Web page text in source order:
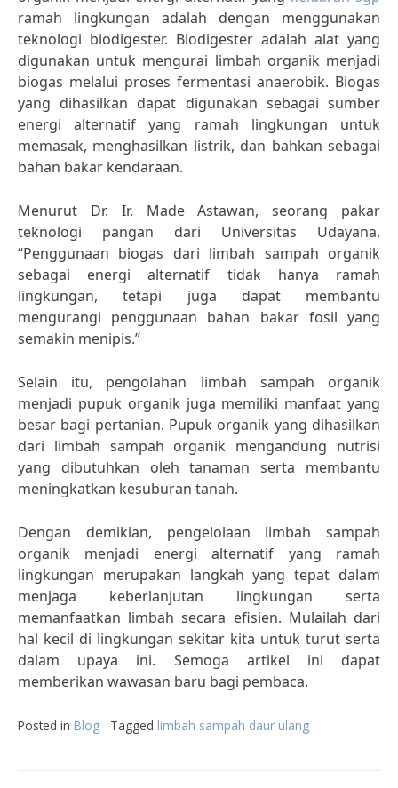
ramah lingkungan adalah dengan menggunakan
teknologi biodigester. Biodigester adalah alat yang
digunakan untuk mengurai limbah organik menjadi
biogas melalui proses fermentasi anaerobik. Biogas
yang dihasilkan dapat digunakan sebagai sumber
energi alternatif yang ramah lingkungan untuk
memasak, menghasilkan listrik, dan bahkan sebagai
bahan bakar kendaraan.
Menurut Dr. Ir. Made Astawan, seorang pakar
teknologi pangan dari Universitas Udayana,
“Penggunaan biogas dari limbah sampah organik
sebagai energi alternatif tidak hanya ramah
lingkungan, tetapi juga dapat membantu
mengurangi penggunaan bahan bakar fosil yang
semakin menipis.”
Selain itu, pengolahan limbah sampah organik
menjadi pupuk organik juga memiliki manfaat yang
besar bagi pertanian. Pupuk organik yang dihasilkan
dari limbah sampah organik mengandung nutrisi
yang dibutuhkan oleh tanaman serta membantu
meningkatkan kesuburan tanah.
Dengan demikian, pengelolaan limbah sampah
organik menjadi energi alternatif yang ramah
lingkungan merupakan langkah yang tepat dalam
menjaga keberlanjutan lingkungan serta
memanfaatkan limbah secara efisien. Mulailah dari
hal kecil di lingkungan sekitar kita untuk turut serta
dalam upaya ini. Semoga artikel ini dapat
memberikan wawasan baru bagi pembaca.
Posted in Blog Tagged limbah sampah daur ulang